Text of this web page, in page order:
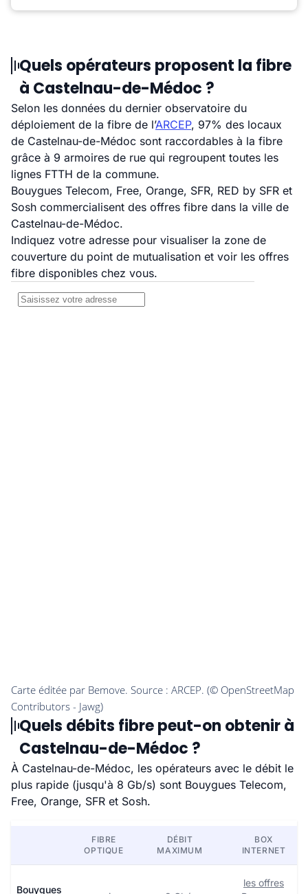
Quels opérateurs proposent la fibre
à Castelnau-de-Médoc ?
Selon les données du dernier observatoire du
déploiement de la fibre de l’ARCEP, 97% des locaux
de Castelnau-de-Médoc sont raccordables à la fibre
grâce à 9 armoires de rue qui regroupent toutes les
lignes FTTH de la commune.
Bouygues Telecom, Free, Orange, SFR, RED by SFR et
Sosh commercialisent des offres fibre dans la ville de
Castelnau-de-Médoc.
Indiquez votre adresse pour visualiser la zone de
couverture du point de mutualisation et voir les offres
fibre disponibles chez vous.
Quels débits fibre peut-on obtenir à
Castelnau-de-Médoc ?
À Castelnau-de-Médoc, les opérateurs avec le débit le
plus rapide (jusqu'à 8 Gb/s) sont Bouygues Telecom,
Free, Orange, SFR et Sosh.
FIBRE
OPTIQUE
DÉBIT
MAXIMUM
BOX
INTERNET
Bouygues
les offres